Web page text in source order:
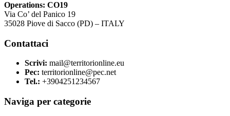
Operations: CO19
Via Co’ del Panico 19
35028 Piove di Sacco (PD) – ITALY
Contattaci
Scrivi: mail@territorionline.eu
Pec: territorionline@pec.net
Tel.: +3904251234567
Naviga per categorie